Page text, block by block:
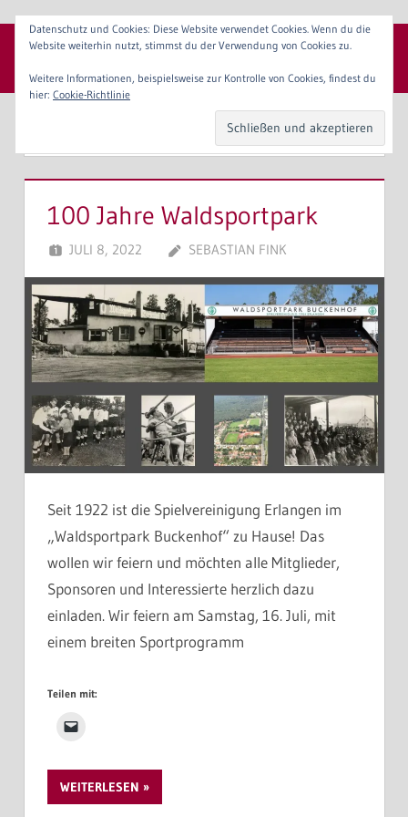
Zum
Inhalt
SpVgg 1904 Erlangen e. V. Menü
100 Jahre Waldsportpark
JULI 8, 2022 SEBASTIAN FINK
Seit 1922 ist die Spielvereinigung Erlangen im
„Waldsportpark Buckenhof“ zu Hause! Das
wollen wir feiern und möchten alle Mitglieder,
Sponsoren und Interessierte herzlich dazu
einladen. Wir feiern am Samstag, 16. Juli, mit
einem breiten Sportprogramm
Teilen mit:
WEITERLESEN
Datenschutz und Cookies: Diese Website verwendet Cookies. Wenn du die
Website weiterhin nutzt, stimmst du der Verwendung von Cookies zu.
Weitere Informationen, beispielsweise zur Kontrolle von Cookies, findest du
hier: Cookie-Richtlinie